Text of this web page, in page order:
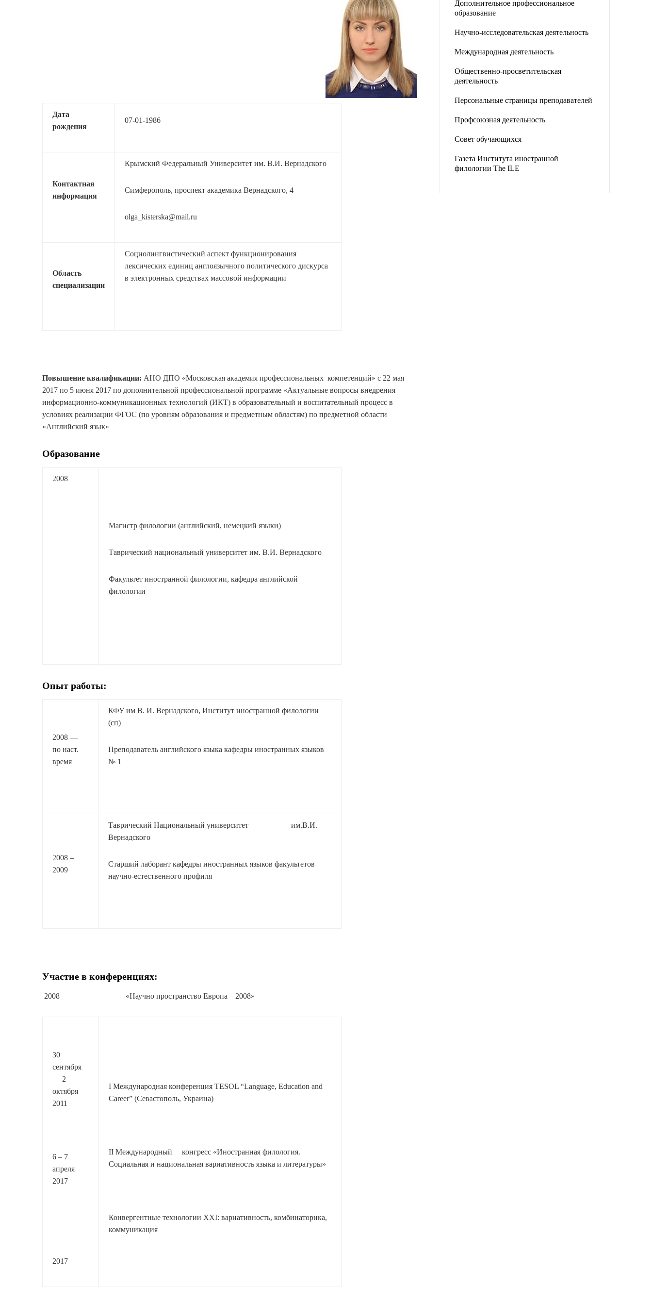
Дата
рождения
07-01-1986
Контактная
информация
Крымский Федеральный Университет им. В.И. Вернадского
Симферополь, проспект академика Вернадского, 4
olga_kisterska@mail.ru
Область
специализации
Социолингвистический аспект функционирования
лексических единиц англоязычного политического дискурса
в электронных средствах массовой информации
Повышение квалификации: АНО ДПО «Московская академия профессиональных компетенций» с 22 мая
2017 по 5 июня 2017 по дополнительной профессиональной программе «Актуальные вопросы внедрения
информационно-коммуникационных технологий (ИКТ) в образовательный и воспитательный процесс в
условиях реализации ФГОС (по уровням образования и предметным областям) по предметной области
«Английский язык»
Образование
2008
Магистр филологии (английский, немецкий языки)
Таврический национальный университет им. В.И. Вернадского
Факультет иностранной филологии, кафедра английской
филологии
Опыт работы:
2008 —
по наст.
время
КФУ им В. И. Вернадского, Институт иностранной филологии
(сп)
Преподаватель английского языка кафедры иностранных языков
№ 1
2008 –
2009
Таврический Национальный университет им.В.И.
Вернадского
Старший лаборант кафедры иностранных языков факультетов
научно-естественного профиля
Участие в конференциях:
2008 «Научно пространство Европа – 2008»
30
сентября
— 2
октября
2011
6 – 7
апреля
2017
2017
I Международная конференция TESOL “Language, Education and
Career” (Севастополь, Украина)
II Международный конгресс «Иностранная филология.
Социальная и национальная вариативность языка и литературы»
Конвергентные технологии XXI: вариативность, комбинаторика,
коммуникация
Дополнительное профессиональное
образование
Научно-исследовательская деятельность
Международная деятельность
Общественно-просветительская
деятельность
Персональные страницы преподавателей
Профсоюзная деятельность
Совет обучающихся
Газета Института иностранной
филологии The ILE